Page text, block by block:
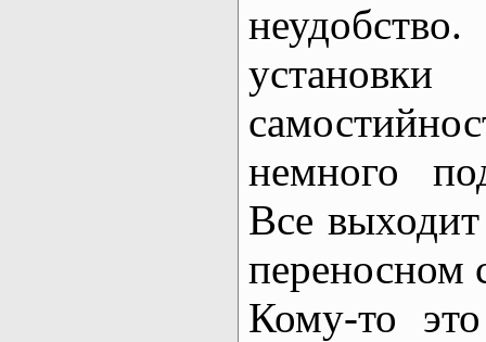
немного
Все
переносном
Кому-то